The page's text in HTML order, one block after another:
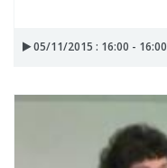
05/11/2015 : 16:00 - 16:00